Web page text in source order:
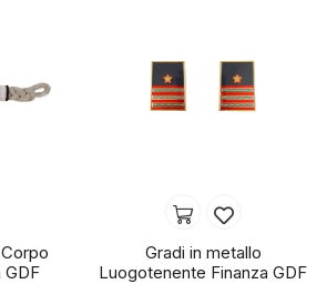
GDF
Gradi in metallo
Luogotenente Finanza GDF